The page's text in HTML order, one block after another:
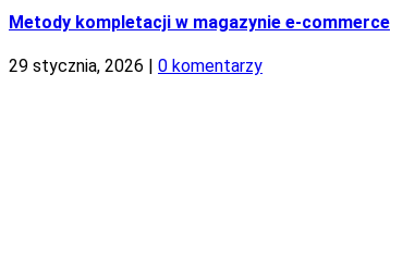
Metody kompletacji w magazynie e-commerce
29 stycznia, 2026 0 komentarzy